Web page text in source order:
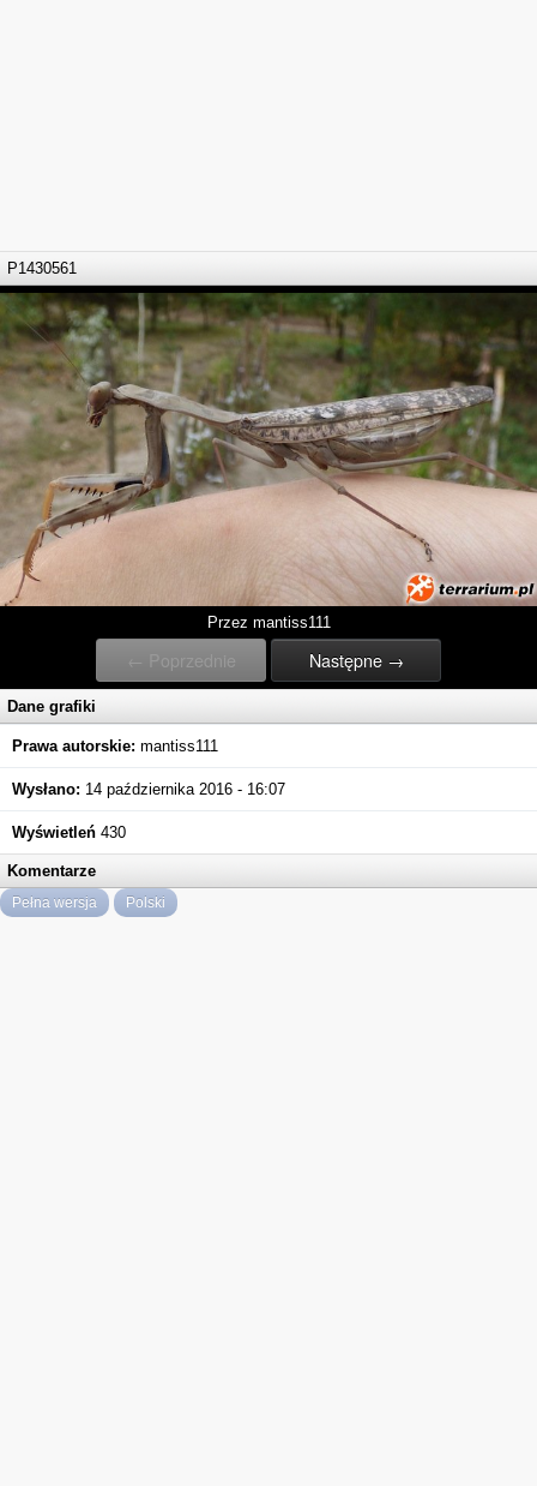
P1430561
Przez mantiss111
← Poprzednie Następne →
Dane grafiki
Prawa autorskie: mantiss111
Wysłano: 14 października 2016 - 16:07
Wyświetleń 430
Komentarze
Pełna wersja Polski